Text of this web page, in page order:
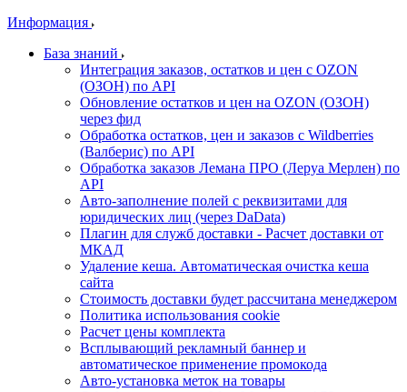
Информация
База знаний
Интеграция заказов, остатков и цен с OZON
(ОЗОН) по API
Обновление остатков и цен на OZON (ОЗОН)
через фид
Обработка остатков, цен и заказов с Wildberries
(Валберис) по API
Обработка заказов Лемана ПРО (Леруа Мерлен) по
API
Авто-заполнение полей с реквизитами для
юридических лиц (через DaData)
Плагин для служб доставки - Расчет доставки от
МКАД
Удаление кеша. Автоматическая очистка кеша
сайта
Стоимость доставки будет рассчитана менеджером
Политика использования cookie
Расчет цены комплекта
Всплывающий рекламный баннер и
автоматическое применение промокода
Авто-установка меток на товары